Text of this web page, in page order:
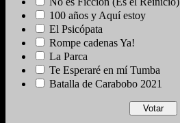
100 años y Aquí estoy
El Psicópata
Rompe cadenas Ya!
La Parca
Te Esperaré en mí Tumba
Batalla de Carabobo 2021